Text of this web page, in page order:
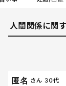
人間関係に関
匿名 さん 30代